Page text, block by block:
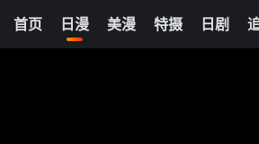
首页 日漫 美漫 特摄 日剧